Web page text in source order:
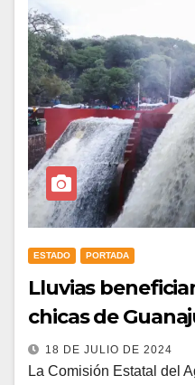
ESTADO PORTADA
Lluvias
chicas de
18 DE JULIO DE 2024
La Comisión Estatal del